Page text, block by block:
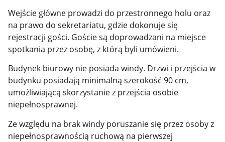
Wejście główne prowadzi do przestronnego holu oraz
na prawo do sekretariatu, gdzie dokonuje się
rejestracji gości. Goście są doprowadzani na miejsce
spotkania przez osobę, z którą byli umówieni.
Budynek biurowy nie posiada windy. Drzwi i przejścia w
budynku posiadają minimalną szerokość 90 cm,
umożliwiającą skorzystanie z przejścia osobie
niepełnosprawnej.
Ze względu na brak windy poruszanie się przez osoby z
niepełnosprawnością ruchową na pierwszej